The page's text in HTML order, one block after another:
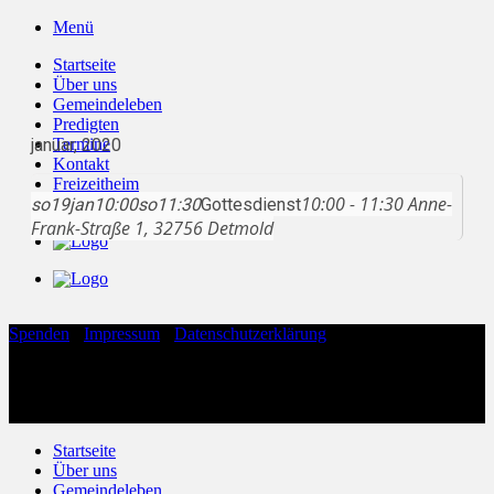
Zum
springen
Menü
Startseite
Über uns
Gemeindeleben
Predigten
Termine
Kontakt
Freizeitheim
Live
januar, 2020
so19jan10:00so11:30Gottesdienst10:00 - 11:30Anne-
Frank-Straße 1, 32756 Detmold
Spenden Impressum
Datenschutzerklärung
Startseite
Über uns
Gemeindeleben